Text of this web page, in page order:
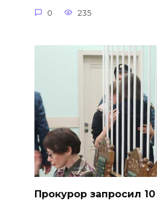
0 235
​Прокурор запросил